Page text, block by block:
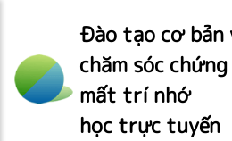
Đào tạo cơ bản
chăm sóc chứng
mất trí nhớ
học trực tuyến